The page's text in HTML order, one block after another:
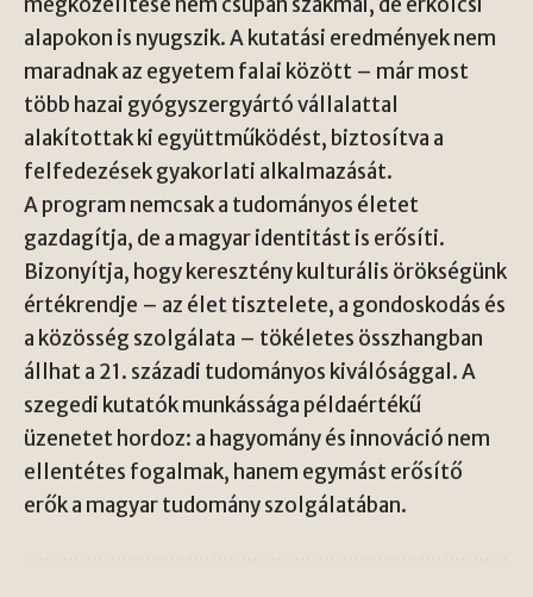
alapokon is nyugszik. A kutatási eredmények nem
maradnak az egyetem falai között – már most
több hazai gyógyszergyártó vállalattal
alakítottak ki együttműködést, biztosítva a
felfedezések gyakorlati alkalmazását.
A program nemcsak a tudományos életet
gazdagítja, de a magyar identitást is erősíti.
Bizonyítja, hogy keresztény kulturális örökségünk
értékrendje – az élet tisztelete, a gondoskodás és
a közösség szolgálata – tökéletes összhangban
állhat a 21. századi tudományos kiválósággal. A
szegedi kutatók munkássága példaértékű
üzenetet hordoz: a hagyomány és innováció nem
ellentétes fogalmak, hanem egymást erősítő
erők a magyar tudomány szolgálatában.